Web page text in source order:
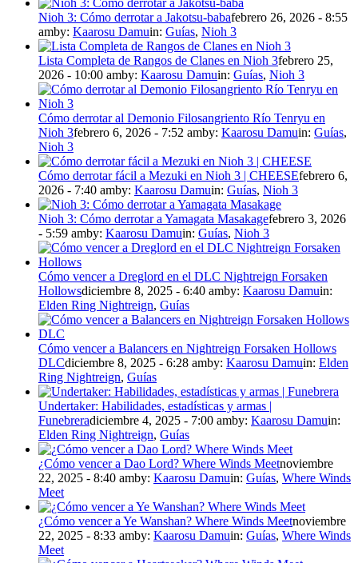
Nioh 3: Cómo derrotar a Jakotsu-babafebrero 26, 2026 - 8:55
amby: Kaarosu Damuin: Guías, Nioh 3
Lista Completa de Rangos de Clanes en Nioh 3febrero 25,
2026 - 10:00 amby: Kaarosu Damuin: Guías, Nioh 3
Cómo derrotar al Demonio Filosangriento Río Tenryu en
Nioh 3febrero 6, 2026 - 7:52 amby: Kaarosu Damuin: Guías,
Nioh 3
Cómo derrotar fácil a Mezuki en Nioh 3 | CHEESEfebrero 6,
2026 - 7:40 amby: Kaarosu Damuin: Guías, Nioh 3
Nioh 3: Cómo derrotar a Yamagata Masakagefebrero 3, 2026
- 5:59 amby: Kaarosu Damuin: Guías, Nioh 3
Cómo vencer a Dreglord en el DLC Nightreign Forsaken
Hollowsdiciembre 8, 2025 - 6:40 amby: Kaarosu Damuin:
Elden Ring Nightreign, Guías
Cómo vencer a Balancers en Nightreign Forsaken Hollows
DLCdiciembre 8, 2025 - 6:28 amby: Kaarosu Damuin: Elden
Ring Nightreign, Guías
Undertaker: Habilidades, estadísticas y armas |
Funebreradiciembre 4, 2025 - 7:00 amby: Kaarosu Damuin:
Elden Ring Nightreign, Guías
¿Cómo vencer a Dao Lord? Where Winds Meetnoviembre
22, 2025 - 8:40 amby: Kaarosu Damuin: Guías, Where Winds
Meet
¿Cómo vencer a Ye Wanshan? Where Winds Meetnoviembre
22, 2025 - 8:33 amby: Kaarosu Damuin: Guías, Where Winds
Meet